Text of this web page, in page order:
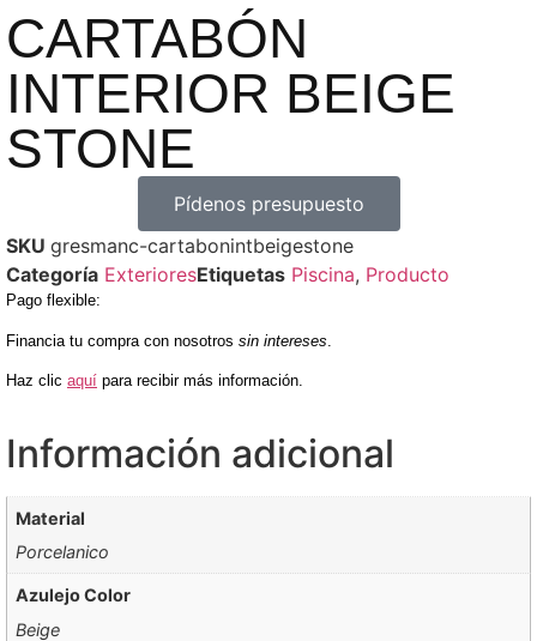
CARTABÓN
INTERIOR BEIGE
STONE
Pídenos presupuesto
SKU gresmanc-cartabonintbeigestone
Categoría ExterioresEtiquetas Piscina, Producto
Pago flexible:
Financia tu compra con nosotros sin intereses
Haz clic aquí para recibir más información.
Información adicional
Material
Porcelanico
Azulejo Color
Beige